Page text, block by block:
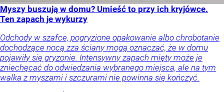
Myszy buszują w domu? Umieść to przy ich kryjówce.
Ten zapach je wykurzy
Odchody w szafce, pogryzione opakowanie albo chrobotanie
dochodzące nocą zza ściany mogą oznaczać, że w domu
pojawiły się gryzonie. Intensywny zapach mięty może je
zniechęcać do odwiedzania wybranego miejsca, ale na tym
walka z myszami i szczurami nie powinna się kończyć.